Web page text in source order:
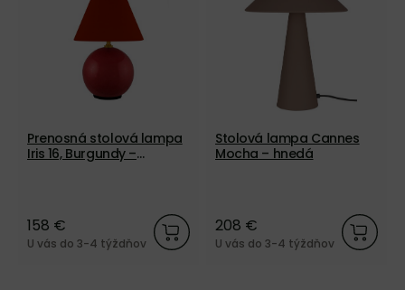
Prenosná stolová lampa
Iris 16, Burgundy –
158 €
U vás do 3-4 týždňov
Stolová lampa Cannes
Mocha – hnedá
208 €
U vás do 3-4 týždňov